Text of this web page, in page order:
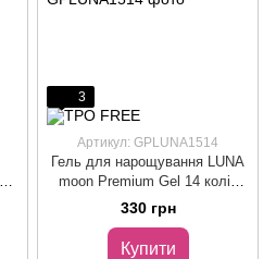
3
Артикул: GPLUNA1514
Гель для нарощування LUNA
moon Premium Gel 14 колір
барбі, 15 мл
330 грн
Купити